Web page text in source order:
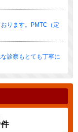
ります。PMTC（定
診察もとても丁寧に
件